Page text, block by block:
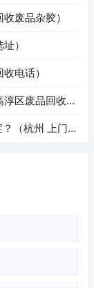
废品杂胶）
）
电话）
区废品回收站
（杭州 上门回